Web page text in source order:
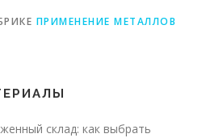
ПРИМЕНЕНИЕ МЕТАЛЛОВ
склад: как выбрать